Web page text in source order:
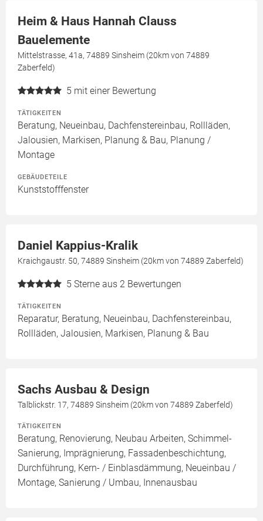
Heim & Haus Hannah Clauss
Bauelemente
Mittelstrasse, 41a, 74889 Sinsheim (20km von 74889
Zaberfeld)
5 mit einer Bewertung
TÄTIGKEITEN
Beratung, Neueinbau, Dachfenstereinbau, Rollläden,
Jalousien, Markisen, Planung & Bau, Planung /
Montage
GEBÄUDETEILE
Kunststofffenster
Daniel Kappius-Kralik
Kraichgaustr. 50, 74889 Sinsheim (20km von 74889 Zaberfeld)
5 Sterne aus 2 Bewertungen
TÄTIGKEITEN
Reparatur, Beratung, Neueinbau, Dachfenstereinbau,
Rollläden, Jalousien, Markisen, Planung & Bau
Sachs Ausbau & Design
Talblickstr. 17, 74889 Sinsheim (20km von 74889 Zaberfeld)
TÄTIGKEITEN
Beratung, Renovierung, Neubau Arbeiten, Schimmel-
Sanierung, Imprägnierung, Fassadenbeschichtung,
Durchführung, Kern- / Einblasdämmung, Neueinbau /
Montage, Sanierung / Umbau, Innenausbau